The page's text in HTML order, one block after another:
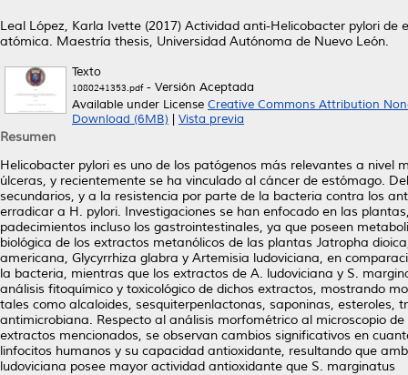
Leal López, Karla Ivette (2017) Actividad anti-Helicobacter pylori de
atómica. Maestría thesis, Universidad Autónoma de Nuevo León.
Texto
1080241353.pdf- Versión Aceptada
Available under License Creative Commons Attribution
Download (6MB)
Vista previa
Resumen
Helicobacter pylori es uno de los patógenos más relevantes a
úlceras, y recientemente se ha vinculado al cáncer de estómago.
secundarios, y a la resistencia por parte de la bacteria contra los
erradicar a H. pylori. Investigaciones se han enfocado en las
padecimientos incluso los gastrointestinales, ya que poseen
biológica de los extractos metanólicos de las plantas Jatropha
americana, Glycyrrhiza glabra y Artemisia ludoviciana, en
la bacteria, mientras que los extractos de A. ludoviciana y S.
análisis fitoquímico y toxicológico de dichos extractos, mostrando
tales como alcaloides, sesquiterpenlactonas, saponinas, esteroles,
antimicrobiana. Respecto al análisis morfométrico al microscopio
extractos mencionados, se observan cambios significativos en
linfocitos humanos y su capacidad antioxidante, resultando que
ludoviciana posee mayor actividad antioxidante que S. marginatus